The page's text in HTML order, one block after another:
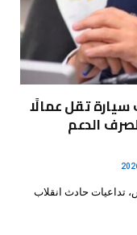
سيارة تقل عمالًا
الدعم
تداعيات حادث انقلاب